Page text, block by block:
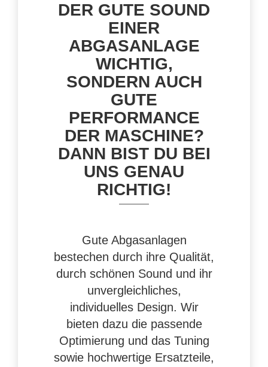
DER GUTE SOUND
EINER
ABGASANLAGE
WICHTIG,
SONDERN AUCH
GUTE
PERFORMANCE
DER MASCHINE?
DANN BIST DU BEI
UNS GENAU
RICHTIG!
Gute Abgasanlagen
bestechen durch ihre Qualität,
durch schönen Sound und ihr
unvergleichliches,
individuelles Design. Wir
bieten dazu die passende
Optimierung und das Tuning
sowie hochwertige Ersatzteile,